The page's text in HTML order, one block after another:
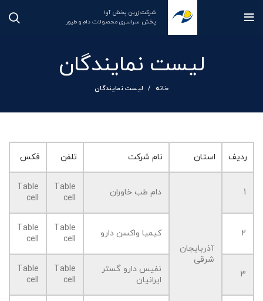
شرکت زرین پخش آوا
پخش سراسری محصولات دام و طیور
لیست نمایندگان
خانه لیست نمایندگان
ردیف استان نام شرکت تلفن فکس
1
آذربایجان
شرقی
دام طب خاوران
Table
cell
Table
cell
2 کیمیا واکسن دارو
Table
cell
Table
cell
3
نفیس دارو گستر
ایرانیان
Table
cell
Table
cell